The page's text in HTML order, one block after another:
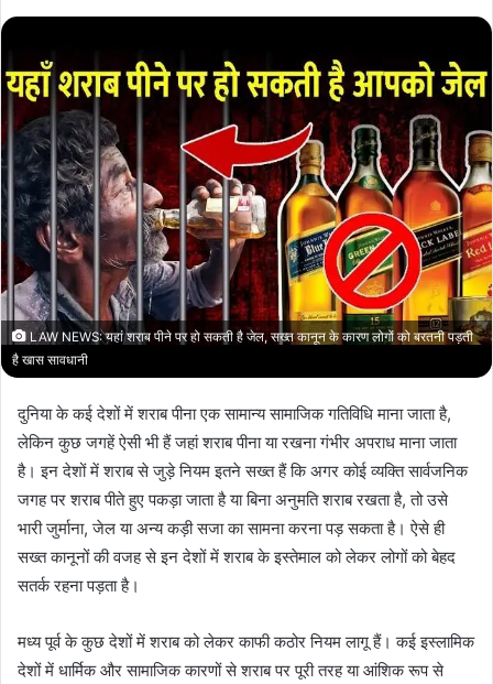
LAW NEWS: यहां शराब पीने पर हो सकती है जेल, सख्त कानून के कारण लोगों को बरतनी पड़ती
है खास सावधानी
दुनिया के कई देशों में शराब पीना एक सामान्य सामाजिक गतिविधि माना जाता है,
लेकिन कुछ जगहें ऐसी भी हैं जहां शराब पीना या रखना गंभीर अपराध माना जाता
है। इन देशों में शराब से जुड़े नियम इतने सख्त हैं कि अगर कोई व्यक्ति सार्वजनिक
जगह पर शराब पीते हुए पकड़ा जाता है या बिना अनुमति शराब रखता है, तो उसे
भारी जुर्माना, जेल या अन्य कड़ी सजा का सामना करना पड़ सकता है। ऐसे ही
सख्त कानूनों की वजह से इन देशों में शराब के इस्तेमाल को लेकर लोगों को बेहद
सतर्क रहना पड़ता है।
मध्य पूर्व के कुछ देशों में शराब को लेकर काफी कठोर नियम लागू हैं। कई इस्लामिक
देशों में धार्मिक और सामाजिक कारणों से शराब पर पूरी तरह या आंशिक रूप से